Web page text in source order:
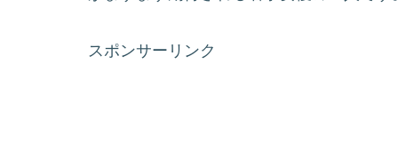
スポンサーリンク